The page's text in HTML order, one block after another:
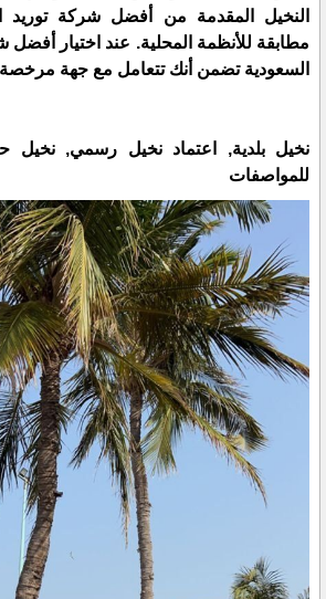
النخيل المقدمة من أفضل شركة توريد
مطابقة للأنظمة المحلية. عند اختيار أفضل
السعودية تضمن أنك تتعامل مع جهة
نخيل بلدية, اعتماد نخيل رسمي, نخيل
للمواصفات